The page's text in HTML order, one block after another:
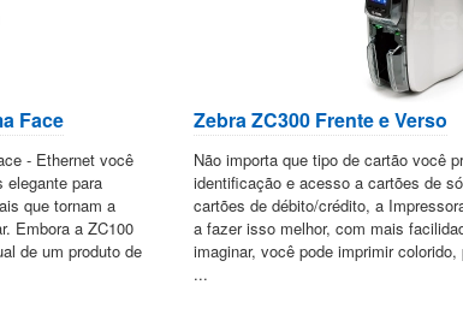
Face
- Ethernet você
elegante para
que tornam a
Embora a ZC100
de um produto de
Zebra ZC300 Frente e Verso
Não importa que tipo de cartão você
identificação e acesso a cartões de
cartões de débito/crédito, a
a fazer isso melhor, com mais
imaginar, você pode imprimir
...